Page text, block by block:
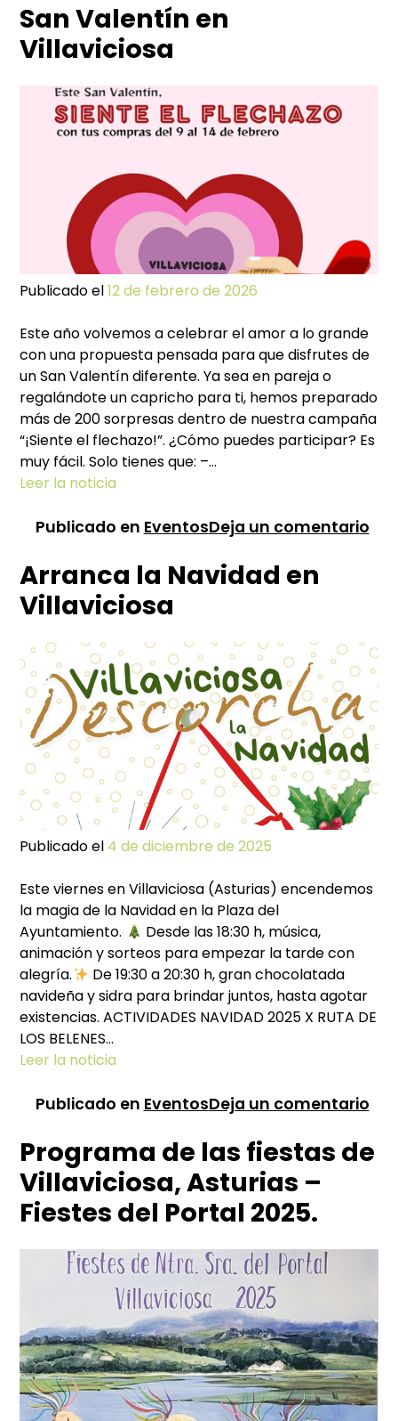
San Valentín en
Villaviciosa
Publicado el12 de febrero de 2026
Este año volvemos a celebrar el amor a lo grande
con una propuesta pensada para que disfrutes de
un San Valentín diferente. Ya sea en pareja o
regalándote un capricho para ti, hemos preparado
más de 200 sorpresas dentro de nuestra campaña
“¡Siente el flechazo!”. ¿Cómo puedes participar? Es
muy fácil. Solo tienes que: –…
Leer la noticia
Publicado en EventosDeja un comentarioen
Arranca la Navidad en
Villaviciosa
Publicado el 4 de diciembre de 2025
Este viernes en Villaviciosa (Asturias) encendemos
la magia de la Navidad en la Plaza del
Ayuntamiento.
Desde las 18:30 h, música,
animación y sorteos para empezar la tarde con
alegría.
De 19:30 a 20:30 h, gran chocolatada
navideña y sidra para brindar juntos, hasta agotar
existencias. ACTIVIDADES NAVIDAD 2025 X RUTA DE
LOS BELENES…
Leer la noticia
Publicado en EventosDeja un comentarioen
la
Programa de las fiestas de
Villaviciosa, Asturias –
Fiestes del Portal 2025.